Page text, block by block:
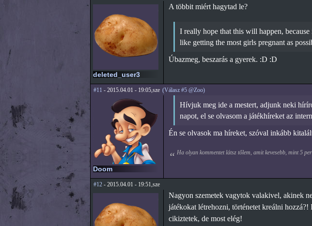
deleted_user3
A többit miért hagytad le?
I really hope that this will happen,
like getting the most girls pregnant as
Úbazmeg, beszarás a gyerek. :D :D
#11 - 2015.04.01 - 19:05,sze (Válasz #5 @Zoo)
Doom
Hívjuk meg ide a mestert, adjunk neki
napot, el se olvasom a játékhíreket az
Én se olvasok ma híreket, szóval inkább
Ha olyan kommentet látsz tőlem, amit kevesebb, mint 5
#12- 2015.04.01 - 19:51,sze
Nagyon szemetek vagytok valakivel, akinek
játékokat létrehozni, történetet kreálni
cikiztetek, de most elég!